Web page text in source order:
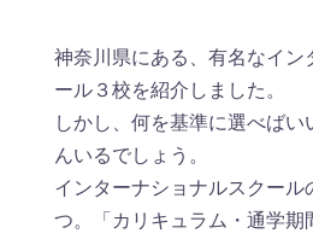
神奈川県にある、有名なイン
ール３校を紹介しました。
しかし、何を基準に選べばい
んいるでしょう。
インターナショナルスクール
つ。「カリキュラム・通学期